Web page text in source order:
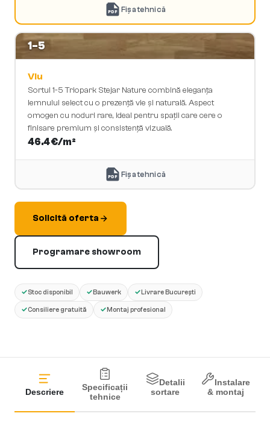
PDF Fișa tehnică
1-5
Viu
Sortul 1-5 Triopark Stejar Nature combină eleganța
lemnului select cu o prezență vie și naturală. Aspect
omogen cu noduri rare, ideal pentru spații care cere o
finisare premium și consistență vizuală.
46.4€/m²
PDF Fișa tehnică
Solicită oferta
Programare showroom
✓Stoc disponibil ✓ Bauwerk ✓ Livrare București
✓Consiliere gratuită ✓ Montaj profesional
Descriere
Specificații
tehnice
Detalii
sortare
Instalare
& montaj